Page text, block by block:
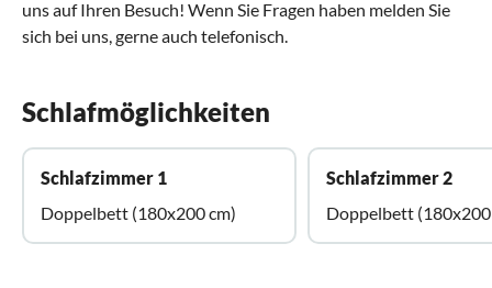
uns auf Ihren Besuch! Wenn Sie Fragen haben melden Sie
sich bei uns, gerne auch telefonisch.
Schlafmöglichkeiten
Schlafzimmer 1
Doppelbett (180x200 cm)
Schlafzimmer 2
Doppelbett (180x200